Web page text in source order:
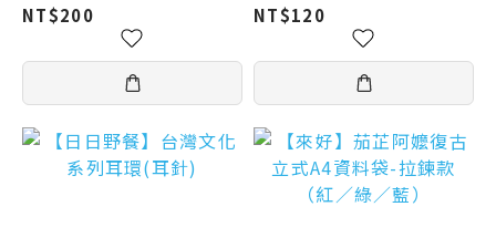
款/人脈亨通款
NT$200 NT$120